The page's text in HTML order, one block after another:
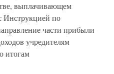
выплачивающем
Инструкцией по
части прибыли
учредителям
итогам